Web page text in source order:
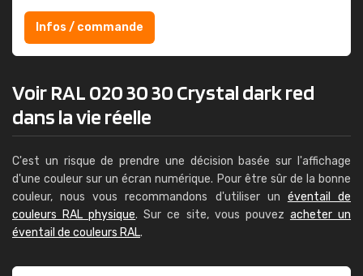
Infos / commande
Voir RAL 020 30 30 Crystal dark red
dans la vie réelle
C'est un risque de prendre une décision basée sur l'affichage
d'une couleur sur un écran numérique. Pour être sûr de la bonne
couleur, nous vous recommandons d'utiliser un éventail de
couleurs RAL physique. Sur ce site, vous pouvez acheter un
éventail de couleurs RAL.